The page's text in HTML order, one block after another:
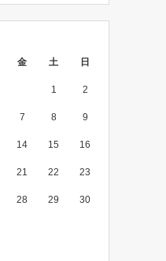
金 土 日
1 2
7 8 9
14 15 16
21 22 23
28 29 30